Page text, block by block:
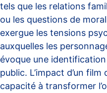
tels que les relations
ou les questions de
exergue les tensions
auxquelles les
évoque une
public. L’impact d’un
capacité à transformer